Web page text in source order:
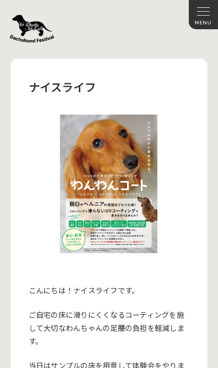
ナイスライフ
こんにちは！ナイスライフです。
ご自宅の床に滑りにくくなるコーティングを施
して大切なわんちゃんの足腰の負担を軽減しま
す。
当日はサンプルの床を用意して体験会をやりま